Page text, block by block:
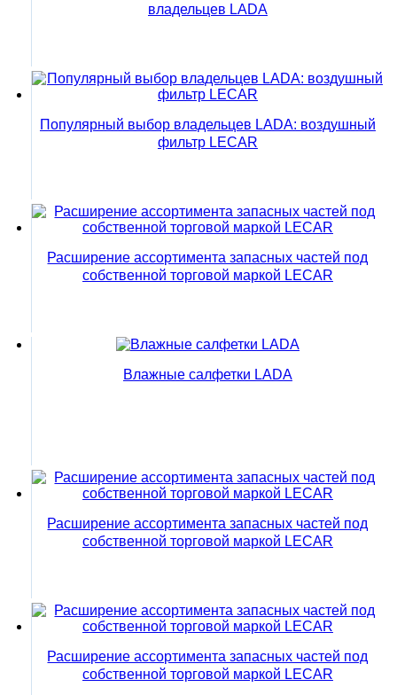
владельцев LADA
Популярный выбор владельцев LADA: воздушный
фильтр LECAR
Расширение ассортимента запасных частей под
собственной торговой маркой LECAR
Влажные салфетки LADA
Расширение ассортимента запасных частей под
собственной торговой маркой LECAR
Расширение ассортимента запасных частей под
собственной торговой маркой LECAR